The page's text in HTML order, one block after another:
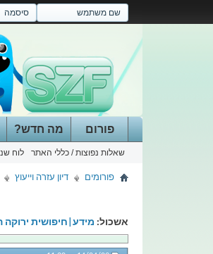
פורום
שאלות נפוצות / כללי האתר לוח
מה חדש?
פורומים דיון עזרה וייעוץ
אשכול: מידע|חיפושית ירוקה